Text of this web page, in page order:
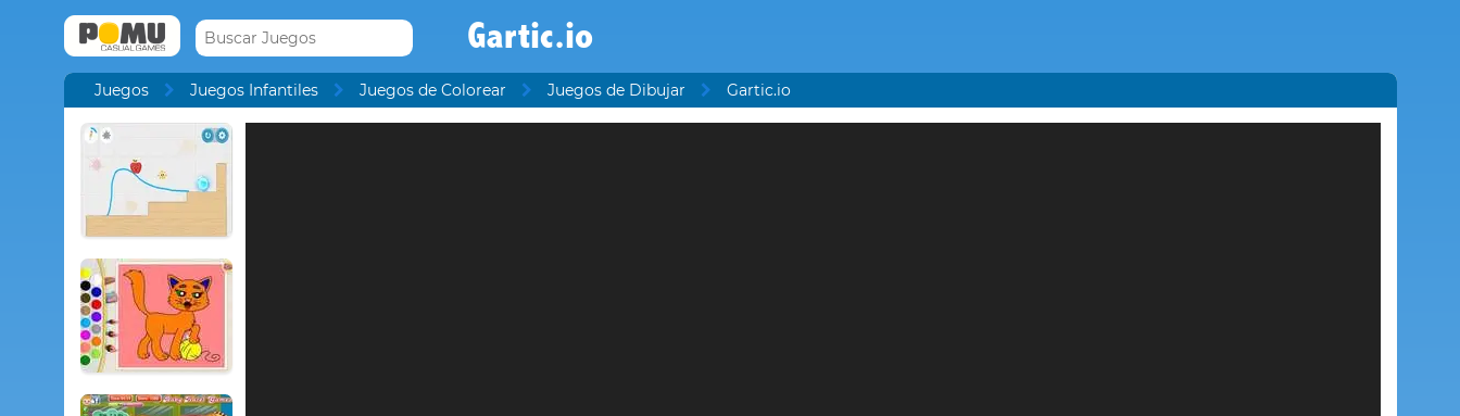
Gartic.io
Juegos Juegos Infantiles Juegos de Colorear Juegos de Dibujar Gartic.io